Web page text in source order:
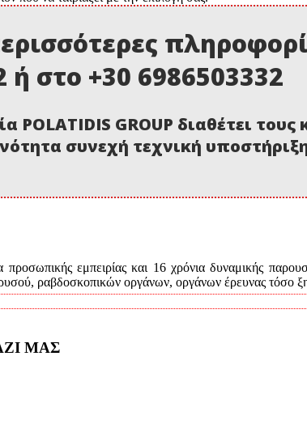
ή στο +30 6986503332
POLATIDIS GROUP διαθέτει
συνεχή τεχνική
εμπειρίας και 16 χρόνια δυναμικής
ραβδοσκοπικών οργάνων, οργάνων έρευνας τόσο
ΜΑΣ